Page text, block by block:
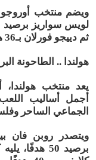
ويضم منتخب
ثم دييجو فورلان بـ36 هدفًا، وهيكتور سكاروني بـ31 هدفًا.
هولندا .. الطاحونة
يعد منتخب هولندا،
أجمل أساليب
الجماعي الساحر
ويتصدر روبن فان